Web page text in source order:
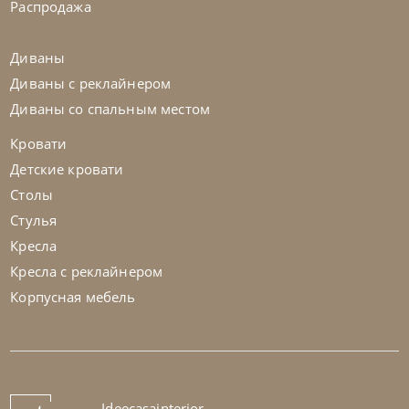
Распродажа
Диваны
Диваны с реклайнером
Диваны со спальным местом
Кровати
Детские кровати
Столы
Стулья
Кресла
Кресла с реклайнером
Корпусная мебель